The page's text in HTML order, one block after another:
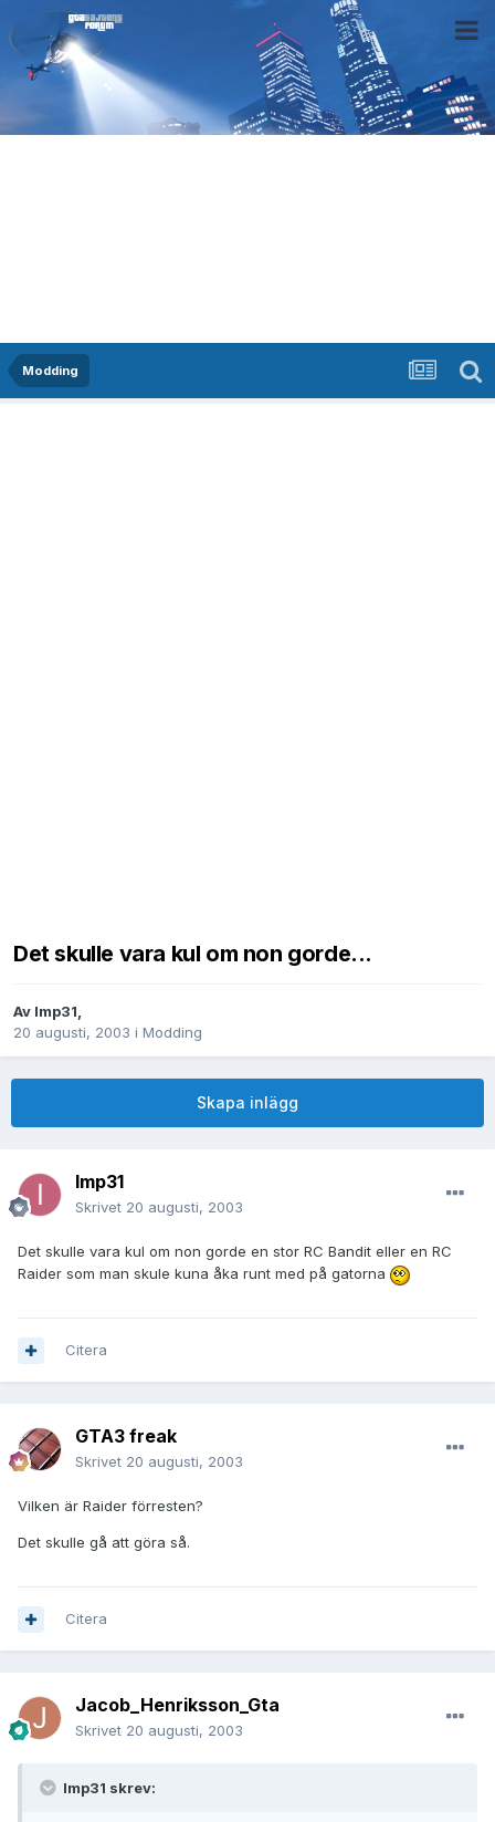
Modding
Det skulle vara kul om non gorde...
Av Imp31,
20 augusti, 2003 i Modding
Skapa inlägg
Imp31
Skrivet 20 augusti, 2003
Det skulle vara kul om non gorde en stor RC Bandit eller en RC
Raider som man skule kuna åka runt med på gatorna
Citera
GTA3 freak
Skrivet 20 augusti, 2003
Vilken är Raider förresten?
Det skulle gå att göra så.
Citera
Jacob_Henriksson_Gta
Skrivet 20 augusti, 2003
Imp31 skrev: